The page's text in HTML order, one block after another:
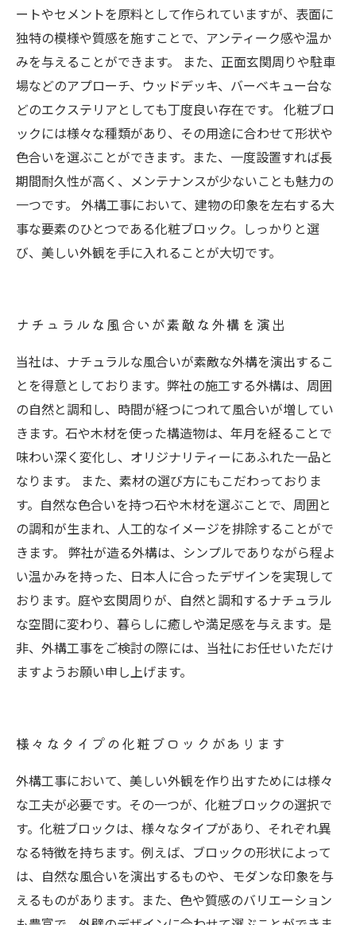
ートやセメントを原料として作られていますが、表面に
独特の模様や質感を施すことで、アンティーク感や温か
みを与えることができます。 また、正面玄関周りや駐車
場などのアプローチ、ウッドデッキ、バーベキュー台な
どのエクステリアとしても丁度良い存在です。 化粧ブロ
ックには様々な種類があり、その用途に合わせて形状や
色合いを選ぶことができます。また、一度設置すれば長
期間耐久性が高く、メンテナンスが少ないことも魅力の
一つです。 外構工事において、建物の印象を左右する大
事な要素のひとつである化粧ブロック。しっかりと選
び、美しい外観を手に入れることが大切です。
ナチュラルな風合いが素敵な外構を演出
当社は、ナチュラルな風合いが素敵な外構を演出するこ
とを得意としております。弊社の施工する外構は、周囲
の自然と調和し、時間が経つにつれて風合いが増してい
きます。石や木材を使った構造物は、年月を経ることで
味わい深く変化し、オリジナリティーにあふれた一品と
なります。 また、素材の選び方にもこだわっておりま
す。自然な色合いを持つ石や木材を選ぶことで、周囲と
の調和が生まれ、人工的なイメージを排除することがで
きます。 弊社が造る外構は、シンプルでありながら程よ
い温かみを持った、日本人に合ったデザインを実現して
おります。庭や玄関周りが、自然と調和するナチュラル
な空間に変わり、暮らしに癒しや満足感を与えます。是
非、外構工事をご検討の際には、当社にお任せいただけ
ますようお願い申し上げます。
様々なタイプの化粧ブロックがあります
外構工事において、美しい外観を作り出すためには様々
な工夫が必要です。その一つが、化粧ブロックの選択で
す。化粧ブロックは、様々なタイプがあり、それぞれ異
なる特徴を持ちます。例えば、ブロックの形状によって
は、自然な風合いを演出するものや、モダンな印象を与
えるものがあります。また、色や質感のバリエーション